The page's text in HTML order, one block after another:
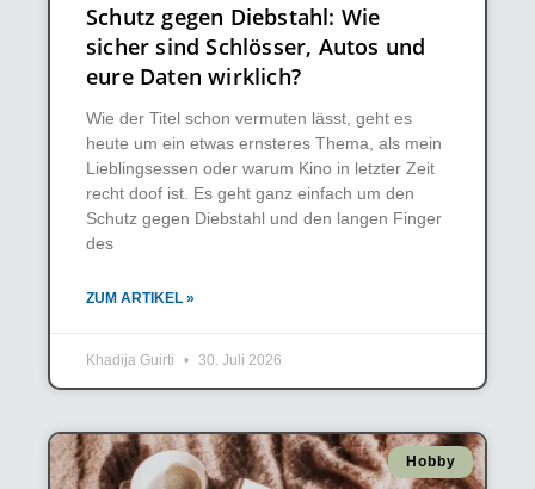
Schutz gegen Diebstahl: Wie
sicher sind Schlösser, Autos und
eure Daten wirklich?
Wie der Titel schon vermuten lässt, geht es
heute um ein etwas ernsteres Thema, als mein
Lieblingsessen oder warum Kino in letzter Zeit
recht doof ist. Es geht ganz einfach um den
Schutz gegen Diebstahl und den langen Finger
des
ZUM ARTIKEL »
Khadija Guirti 30. Juli 2026
Hobby